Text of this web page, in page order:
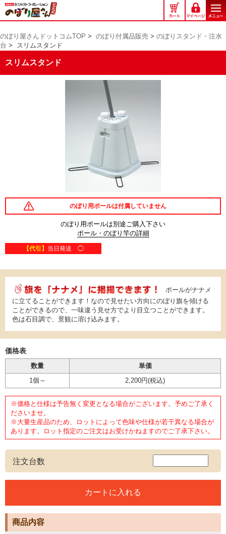
の
ぼ
屋
さ
ん
のぼり屋さんドットコムTOP > のぼり付属品販売 > のぼりスタンド・注水
台 > スリムスタンド
スリムスタンド
のぼり用ポールは付属していません
のぼり用ポールは別途ご購入下さい
ポール・のぼり竿の詳細
【代引】 当日発送 ◯
ポールがナナメ
に立てることができます！なので見せたい方向にのぼり旗を傾ける
ことができるので、一味違う見せ方でより目立つことができます。
色は石目調で、景観に溶け込みます。
価格表
数量
単価
1個～
2,200円(税込)
※価格と仕様は予告無く変更となる場合がございます。予めご了承く
ださいませ。
※大量生産品のため、ロットによって色味や仕様が若干異なる場合が
あります。ロット指定のご注文はお受けかねますのでご了承下さい。
注文台数
商品内容